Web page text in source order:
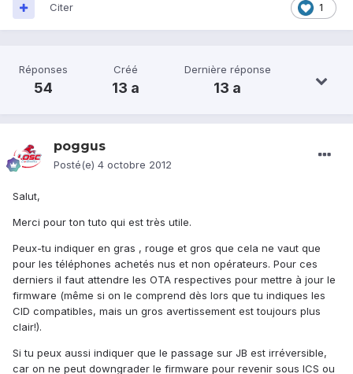
1
Citer
Réponses
54
Créé
13 a
Dernière réponse
13 a
poggus
Posté(e) 4 octobre 2012
Salut,
Merci pour ton tuto qui est très utile.
Peux-tu indiquer en gras , rouge et gros que cela ne vaut que
pour les téléphones achetés nus et non opérateurs. Pour ces
derniers il faut attendre les OTA respectives pour mettre à jour le
firmware (même si on le comprend dès lors que tu indiques les
CID compatibles, mais un gros avertissement est toujours plus
clair!).
Si tu peux aussi indiquer que le passage sur JB est irréversible,
car on ne peut downgrader le firmware pour revenir sous ICS ou